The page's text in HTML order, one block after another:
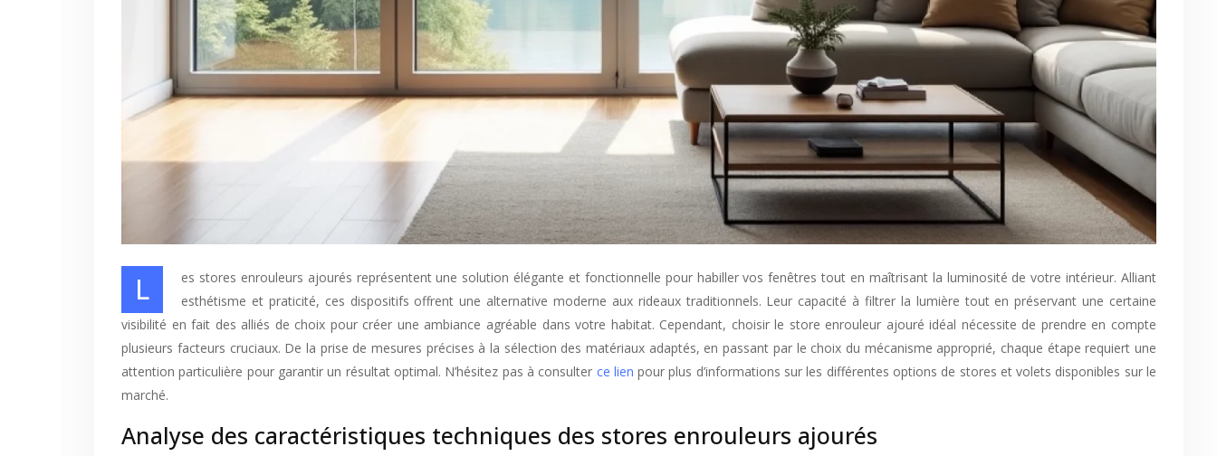
Les stores enrouleurs ajourés représentent une solution élégante et fonctionnelle pour habiller vos fenêtres tout en maîtrisant la luminosité de votre intérieur. Alliant
esthétisme et praticité, ces dispositifs offrent une alternative moderne aux rideaux traditionnels. Leur capacité à filtrer la lumière tout en préservant une certaine
visibilité en fait des alliés de choix pour créer une ambiance agréable dans votre habitat. Cependant, choisir le store enrouleur ajouré idéal nécessite de prendre en compte
plusieurs facteurs cruciaux. De la prise de mesures précises à la sélection des matériaux adaptés, en passant par le choix du mécanisme approprié, chaque étape requiert une
attention particulière pour garantir un résultat optimal. N’hésitez pas à consulter ce lien pour plus d’informations sur les différentes options de stores et volets disponibles sur le
marché.
Analyse des caractéristiques techniques des stores enrouleurs ajourés